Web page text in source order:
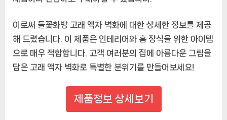
이로써 들꽃화방 고래 액자 벽화에 대한 상세한 정보를 제공
해 드렸습니다. 이 제품은 인테리어와 홈 장식을 위한 아이템
으로 매우 적합합니다. 고객 여러분의 집에 아름다운 그림을
담은 고래 액자 벽화로 특별한 분위기를 만들어보세요!
제품정보 상세보기